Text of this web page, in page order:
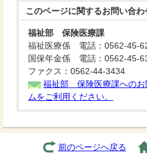
このページに関するお問い合わ
福祉部 保険医療課
福祉医療係 電話：0562-45-
国保年金係 電話：0562-45-
ファクス：0562-44-3434
福祉部 保険医療課へのお
ムをご利用ください。
前のページへ戻る